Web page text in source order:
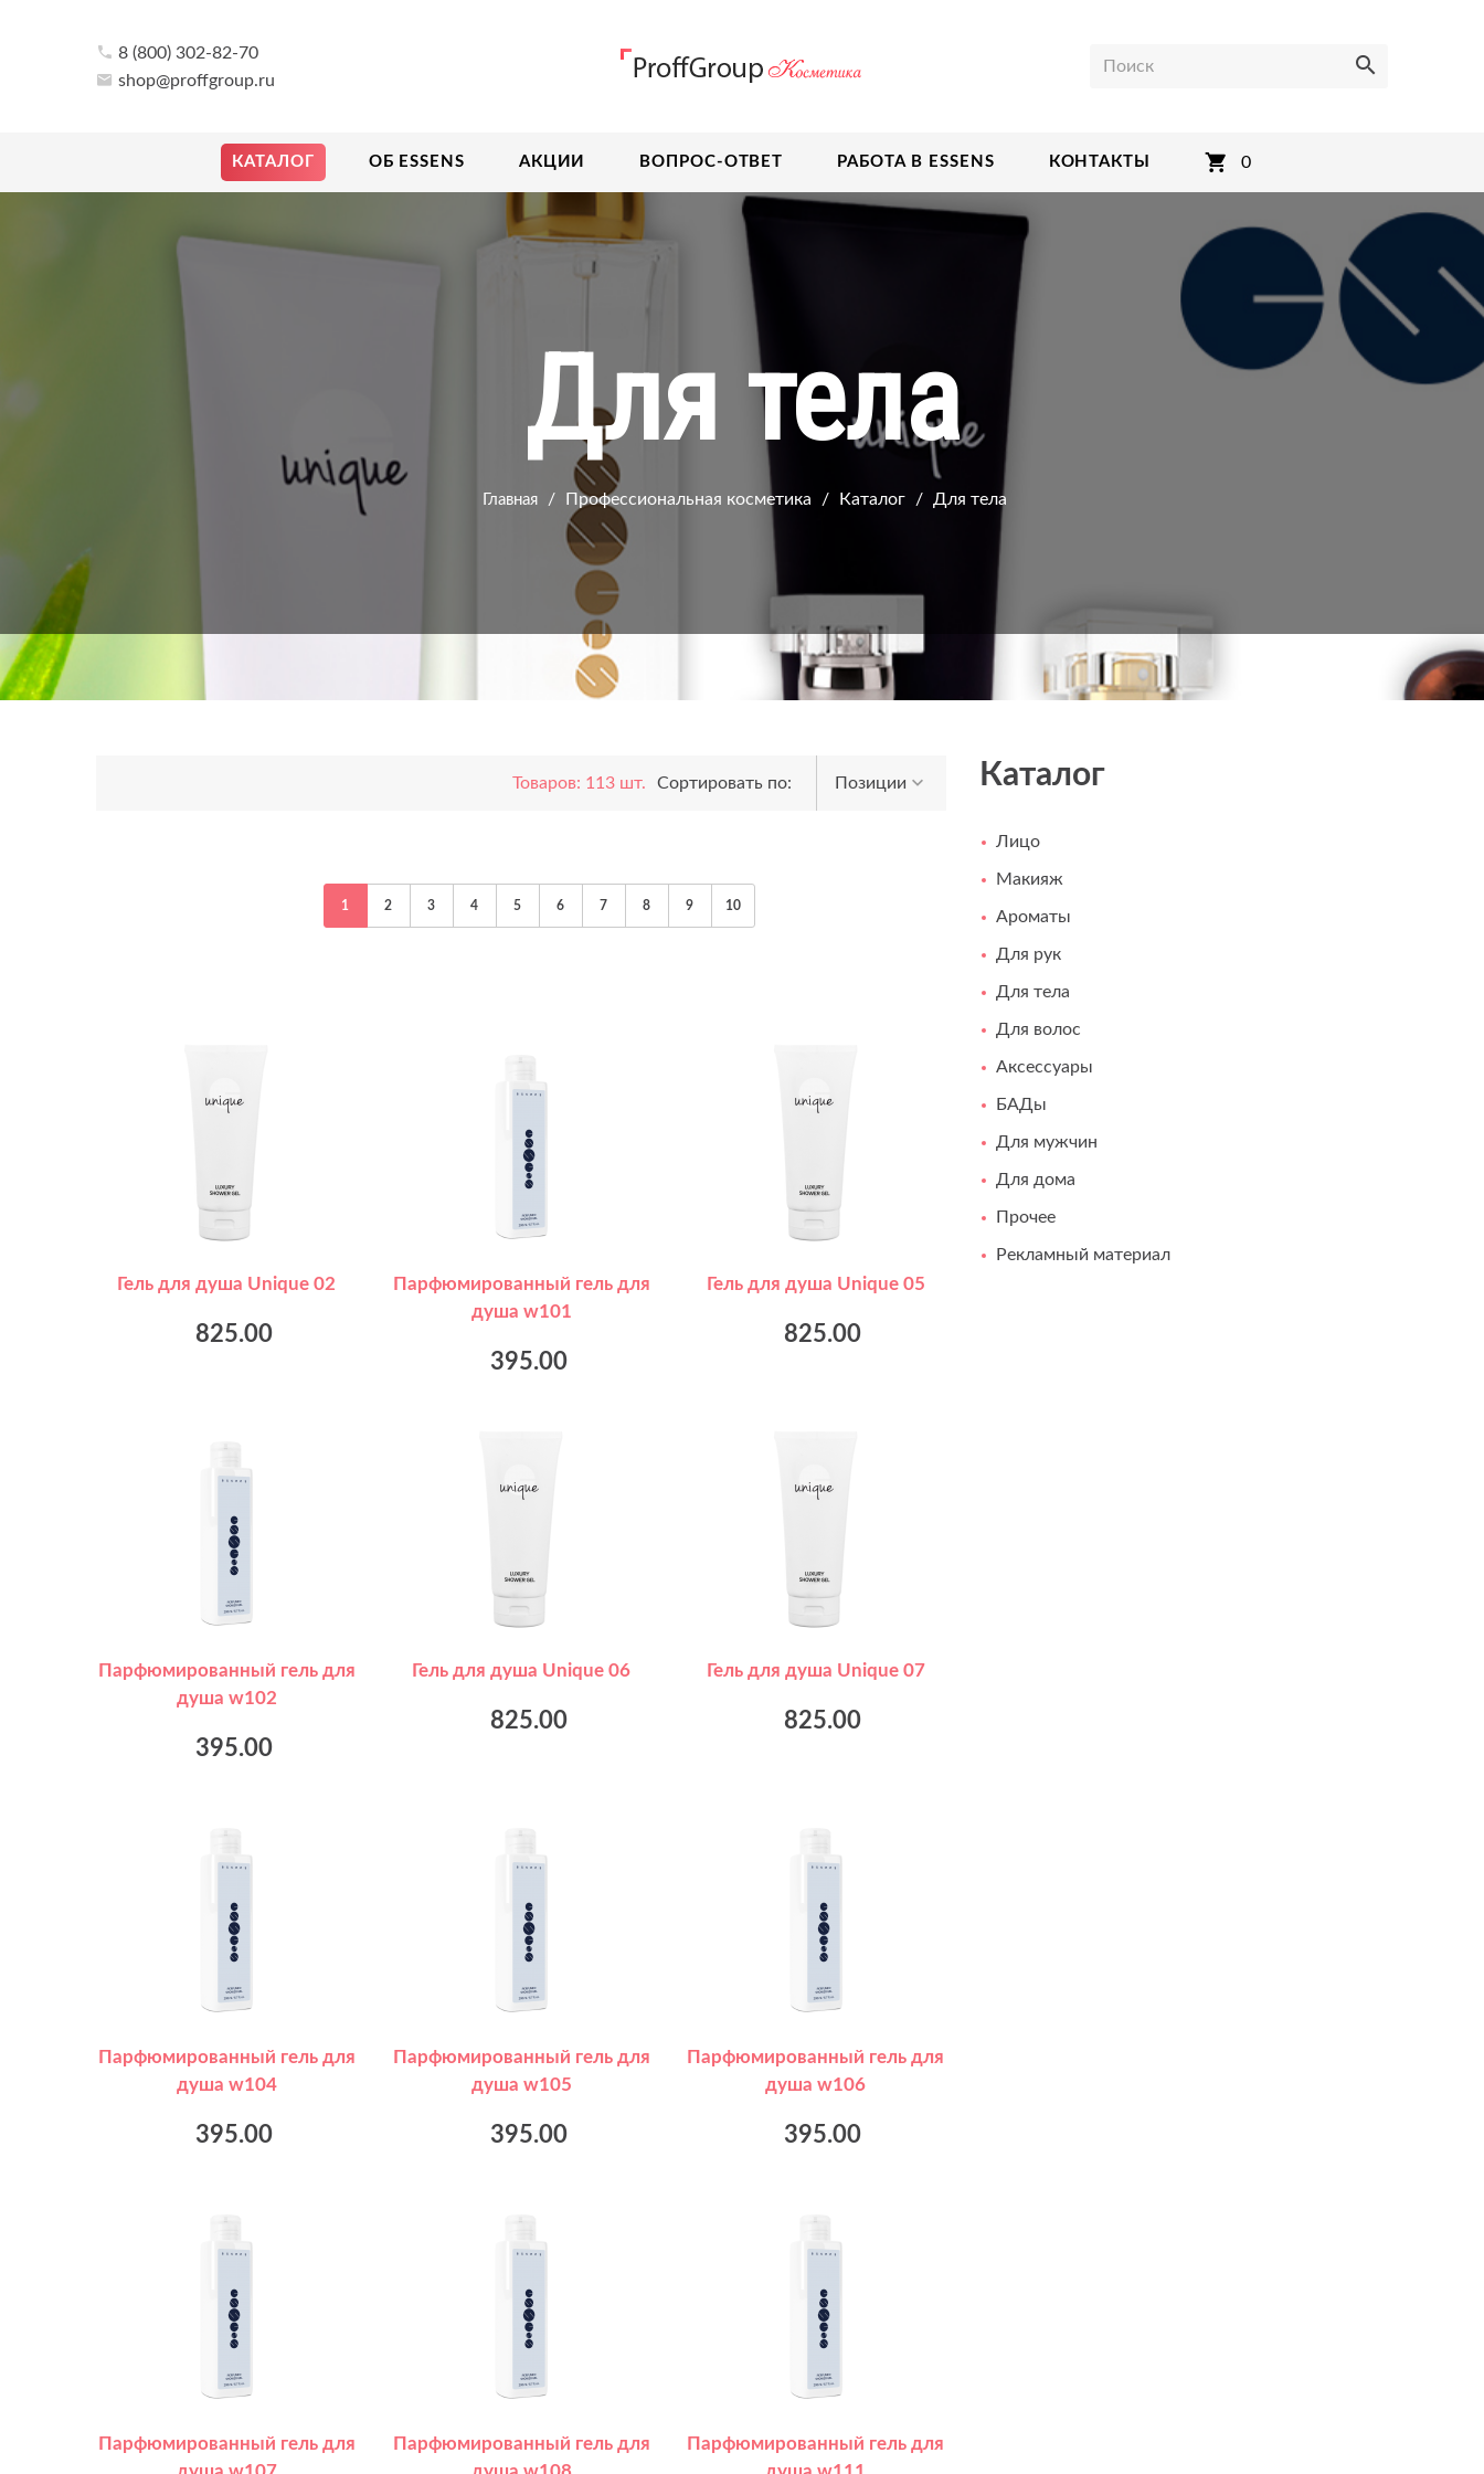
8 (800) 302-82-70
shop@proffgroup.ru
Поиск
КАТАЛОГ ОБ ESSENS АКЦИИ ВОПРОС-ОТВЕТ РАБОТА В ESSENS КОНТАКТЫ 0
Для тела
Главная Профессиональная косметика Каталог Для тела
Товаров: 113 шт. Сортировать по: Позиции
1 2 3 4 5 6 7 8 9 10
Гель для душа Unique 02
825.00
Парфюмированный гель для
душа w101
395.00
Гель для душа Unique 05
825.00
Парфюмированный гель для
душа w102
395.00
Гель для душа Unique 06
825.00
Гель для душа Unique 07
825.00
Парфюмированный гель для
душа w104
395.00
Парфюмированный гель для
душа w105
395.00
Парфюмированный гель для
душа w106
395.00
Парфюмированный гель для
Парфюмированный гель для
Парфюмированный гель для
Каталог
Лицо
Макияж
Ароматы
Для рук
Для тела
Для волос
Аксессуары
БАДы
Для мужчин
Для дома
Прочее
Рекламный материал